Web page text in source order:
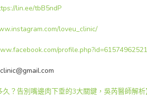
lin.ee/tbB5ndP
loveu_clinic/
久？告別嘴邊肉下垂的3大關鍵，吳芮醫師解析